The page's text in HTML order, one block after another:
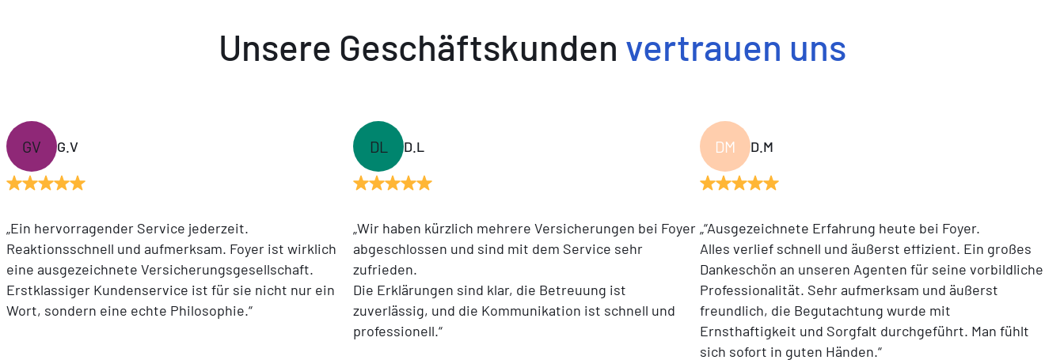
Unsere Geschäftskunden vertrauen uns
GV G.V
„Ein hervorragender Service jederzeit.
Reaktionsschnell und aufmerksam. Foyer ist wirklich
eine ausgezeichnete Versicherungsgesellschaft.
Erstklassiger Kundenservice ist für sie nicht nur ein
Wort, sondern eine echte Philosophie.“
DL D.L
„Wir haben kürzlich mehrere Versicherungen bei Foyer
abgeschlossen und sind mit dem Service sehr
zufrieden.
Die Erklärungen sind klar, die Betreuung ist
zuverlässig, und die Kommunikation ist schnell und
professionell.“
DM D.M
„“Ausgezeichnete Erfahrung heute bei Foyer.
Alles verlief schnell und äußerst effizient. Ein großes
Dankeschön an unseren Agenten für seine vorbildliche
Professionalität. Sehr aufmerksam und äußerst
freundlich, die Begutachtung wurde mit
Ernsthaftigkeit und Sorgfalt durchgeführt. Man fühlt
sich sofort in guten Händen.“